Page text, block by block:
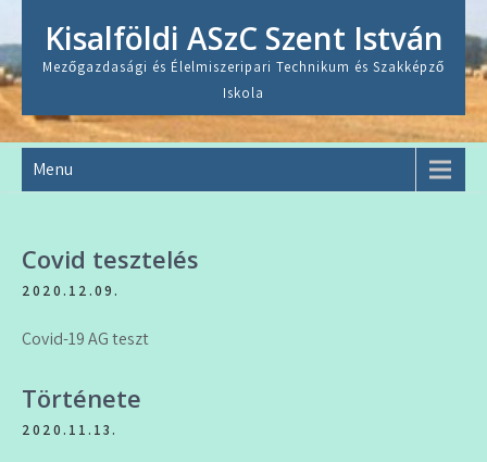
content
Kisalföldi ASzC Szent István
Mezőgazdasági és Élelmiszeripari Technikum és Szakképző
Iskola
Menu
Covid tesztelés
2020.12.09.
Covid-19 AG teszt
Története
2020.11.13.